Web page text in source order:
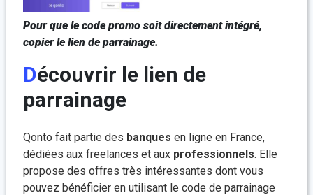
Pour que le code promo soit directement intégré,
copier le lien de parrainage.
Découvrir le lien de
parrainage
Qonto fait partie des banques en ligne en France,
dédiées aux freelances et aux professionnels. Elle
propose des offres très intéressantes dont vous
pouvez bénéficier en utilisant le code de parrainage